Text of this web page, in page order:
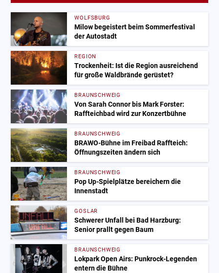
WOLFSBURG
Milow begeistert beim Sommerfestival
der Autostadt
REGION
Trockenheit: Ist die Region ausreichend
für große Waldbrände gerüstet?
BRAUNSCHWEIG
Von Sarah Connor bis Mark Forster:
Raffteichbad wird zur Konzertbühne
BRAUNSCHWEIG
BRAWO-Bühne im Freibad Raffteich:
Öffnungszeiten ändern sich
BRAUNSCHWEIG
Pop Up-Spielplätze bereichern die
Innenstadt
GOSLAR
Schwerer Unfall bei Bad Harzburg:
Senior prallt gegen Baum
BRAUNSCHWEIG
Lokpark Open Airs: Punkrock-Legenden
entern die Bühne